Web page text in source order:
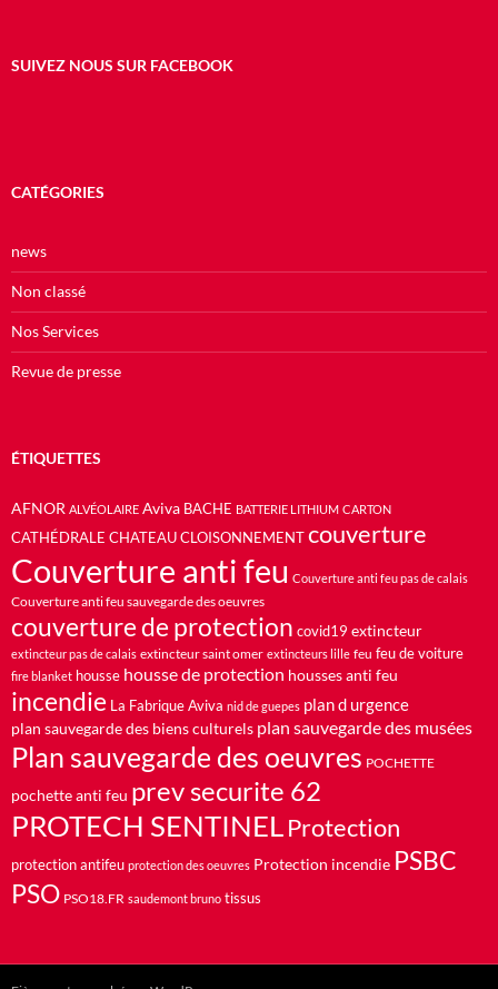
SUIVEZ NOUS SUR FACEBOOK
CATÉGORIES
news
Non classé
Nos Services
Revue de presse
ÉTIQUETTES
AFNOR ALVÉOLAIRE Aviva BACHE BATTERIE LITHIUM CARTON
CATHÉDRALE CHATEAU CLOISONNEMENT couverture
Couverture anti feu Couverture anti feu pas de calais
Couverture anti feu sauvegarde des oeuvres
couverture de protection covid19 extincteur
extincteur pas de calais extincteur saint omer extincteurs lille feu feu de voiture
fire blanket housse housse de protection housses anti feu
incendie La Fabrique Aviva nid de guepes plan d urgence
plan sauvegarde des biens culturels plan sauvegarde des musées
Plan sauvegarde des oeuvres POCHETTE
pochette anti feu prev securite 62
PROTECH SENTINELProtection
protection antifeu protection des oeuvres Protection incendie PSBC
PSO PSO18.FR saudemont bruno tissus